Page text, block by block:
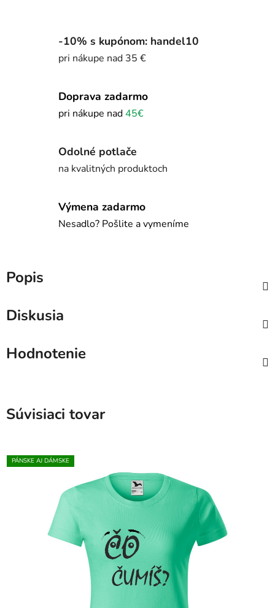
-10% s kupónom: handel10
pri nákupe nad 35 €
Doprava zadarmo
pri nákupe nad45€
Odolné potlače
na kvalitných produktoch
Výmena zadarmo
Nesadlo? Pošlite a vymeníme
Popis
Diskusia
Hodnotenie
Súvisiaci tovar
PÁNSKE AJ DÁMSKE